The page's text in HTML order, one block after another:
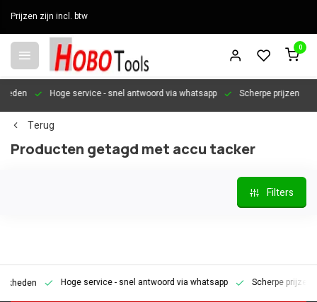
Prijzen zijn incl. btw
0
Hoge service- snel antwoord via whatsapp Scherpe prijzen
Terug
Producten getagd met accu tacker
Filters
Hoge service- snel antwoord via whatsapp Scherpe prijzen